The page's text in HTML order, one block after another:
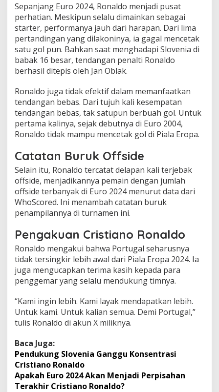
Sepanjang Euro 2024, Ronaldo menjadi pusat
perhatian. Meskipun selalu dimainkan sebagai
starter, performanya jauh dari harapan. Dari lima
pertandingan yang dilakoninya, ia gagal mencetak
satu gol pun. Bahkan saat menghadapi Slovenia di
babak 16 besar, tendangan penalti Ronaldo
berhasil ditepis oleh Jan Oblak.
Ronaldo juga tidak efektif dalam memanfaatkan
tendangan bebas. Dari tujuh kali kesempatan
tendangan bebas, tak satupun berbuah gol. Untuk
pertama kalinya, sejak debutnya di Euro 2004,
Ronaldo tidak mampu mencetak gol di Piala Eropa.
Catatan Buruk Offside
Selain itu, Ronaldo tercatat delapan kali terjebak
offside, menjadikannya pemain dengan jumlah
offside terbanyak di Euro 2024 menurut data dari
WhoScored. Ini menambah catatan buruk
penampilannya di turnamen ini.
Pengakuan Cristiano Ronaldo
Ronaldo mengakui bahwa Portugal seharusnya
tidak tersingkir lebih awal dari Piala Eropa 2024. Ia
juga mengucapkan terima kasih kepada para
penggemar yang selalu mendukung timnya.
“Kami ingin lebih. Kami layak mendapatkan lebih.
Untuk kami. Untuk kalian semua. Demi Portugal,”
tulis Ronaldo di akun X miliknya.
Baca Juga:
Pendukung Slovenia Ganggu Konsentrasi
Cristiano Ronaldo
Apakah Euro 2024 Akan Menjadi Perpisahan
Terakhir Cristiano Ronaldo?